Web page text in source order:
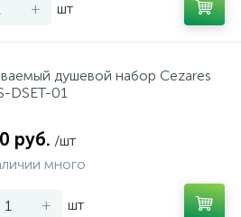
+ шт
душевой набор Cezares
DSET-01
руб. /шт
много
+ шт